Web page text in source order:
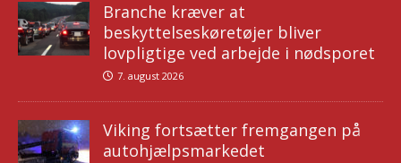
Branche kræver at
beskyttelseskøretøjer bliver
lovpligtige ved arbejde i nødsporet
7. august 2026
Viking fortsætter fremgangen på
autohjælpsmarkedet